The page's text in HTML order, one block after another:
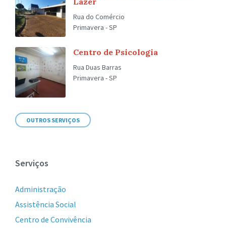
Rua do Comércio
Primavera - SP
Centro de Psicologia
Rua Duas Barras
Primavera - SP
OUTROS SERVIÇOS
Serviços
Administração
Assistência Social
Centro de Convivência